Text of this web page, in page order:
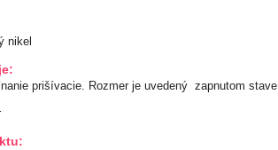
nikel
prišívacie. Rozmer je uvedený zapnutom stave.